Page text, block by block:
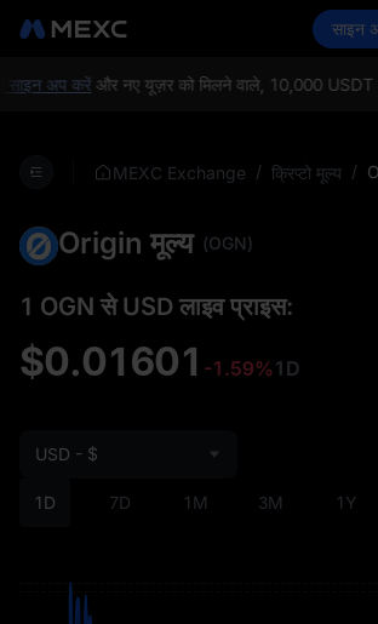
स्पॉट साइन
अप करेंऔर नए यूज़र को मिलने वाले, 10,000 USDT
MEXC Exchange / क्रिप्टो मूल्य /
Origin मूल्य (OGN)
1 OGN से USD लाइव प्राइस:
$0.01601 -1.59%1D
1D 7D 1M 3M 1Y
USD - $